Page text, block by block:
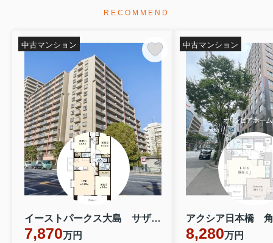
RECOMMEND
イーストパークス大島 サザンスクエア １２階 角部屋 リフォーム済 １２F
7,870万円
中古マンション
8,280万円
中古マンション